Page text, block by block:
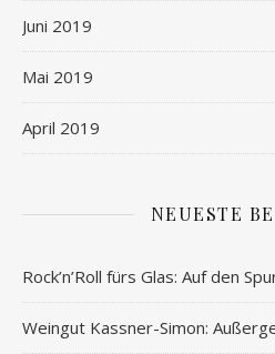
Juni 2019
Mai 2019
April 2019
NEUESTE
Rock’n’Roll fürs Glas: Auf den
Weingut Kassner-Simon: